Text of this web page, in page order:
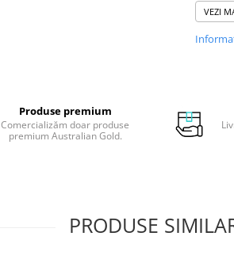
Ştiaţi
VEZI
Produse premium
Comercializăm doar produse
premium Australian Gold.
PRODUSE